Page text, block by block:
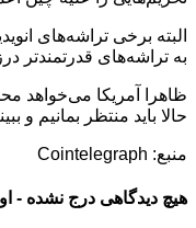
به تراشه‌های قدرتمندتر
ظاهرا آمریکا می‌خواهد
حالا باید منتظر بمانیم
منبع: Cointelegraph
هیچ دیدگاهی درج نشده -